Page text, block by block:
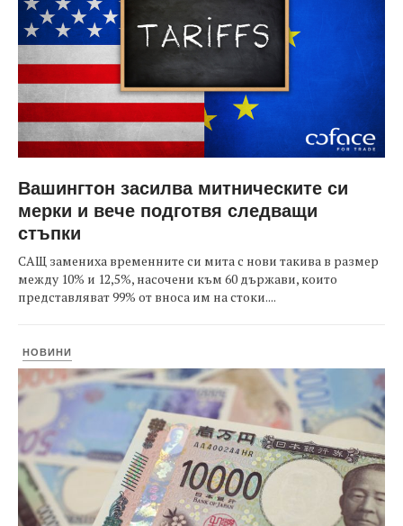
Вашингтон засилва митническите си
мерки и вече подготвя следващи
стъпки
САЩ замениха временните си мита с нови такива в размер
между 10% и 12,5%, насочени към 60 държави, които
представляват 99% от вноса им на стоки....
НОВИНИ